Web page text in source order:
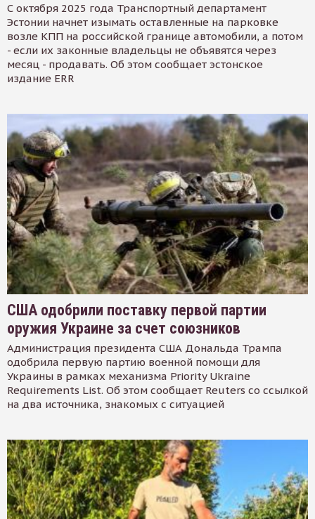
С октября 2025 года Транспортный департамент
Эстонии начнет изымать оставленные на парковке
возле КПП на российской границе автомобили, а потом
- если их законные владельцы не объявятся через
месяц - продавать. Об этом сообщает эстонское
издание ERR
США одобрили поставку первой партии
оружия Украине за счет союзников
Администрация президента США Дональда Трампа
одобрила первую партию военной помощи для
Украины в рамках механизма Priority Ukraine
Requirements List. Об этом сообщает Reuters со ссылкой
на два источника, знакомых с ситуацией